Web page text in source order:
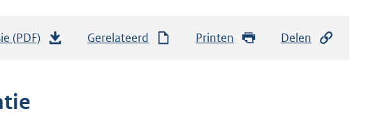
(PDF) Gerelateerd Printen Delen